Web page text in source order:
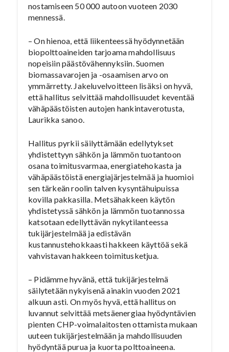
nostamiseen 50 000 autoon vuoteen 2030
mennessä.
– On hienoa, että liikenteessä hyödynnetään
biopolttoaineiden tarjoama mahdollisuus
nopeisiin päästövähennyksiin. Suomen
biomassavarojen ja -osaamisen arvo on
ymmärretty. Jakeluvelvoitteen lisäksi on hyvä,
että hallitus selvittää mahdollisuudet keventää
vähäpäästöisten autojen hankintaverotusta,
Laurikka sanoo.
Hallitus pyrkii säilyttämään edellytykset
yhdistettyyn sähkön ja lämmön tuotantoon
osana toimitusvarmaa, energiatehokasta ja
vähäpäästöistä energiajärjestelmää ja huomioi
sen tärkeän roolin talven kysyntähuipuissa
kovilla pakkasilla. Metsähakkeen käytön
yhdistetyssä sähkön ja lämmön tuotannossa
katsotaan edellyttävän nykytilanteessa
tukijärjestelmää ja edistävän
kustannustehokkaasti hakkeen käyttöä sekä
vahvistavan hakkeen toimitusketjua.
– Pidämme hyvänä, että tukijärjestelmä
säilytetään nykyisenä ainakin vuoden 2021
alkuun asti. On myös hyvä, että hallitus on
luvannut selvittää metsäenergiaa hyödyntävien
pienten CHP-voimalaitosten ottamista mukaan
uuteen tukijärjestelmään ja mahdollisuuden
hyödyntää purua ja kuorta polttoaineena.